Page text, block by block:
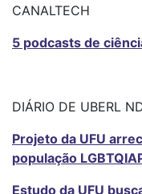
CANALTECH
5 podcasts de
DIÁRIO DE UBERL
Projeto da UFU
população
Estudo da UFU